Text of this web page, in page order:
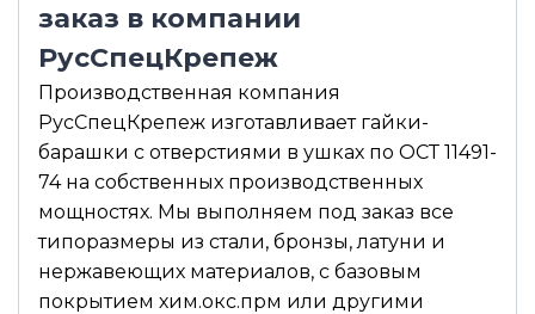
заказ в компании
РусСпецКрепеж
Производственная компания
РусСпецКрепеж изготавливает гайки-
барашки с отверстиями в ушках по ОСТ 11491-
74 на собственных производственных
мощностях. Мы выполняем под заказ все
типоразмеры из стали, бронзы, латуни и
нержавеющих материалов, с базовым
покрытием хим.окс.прм или другими